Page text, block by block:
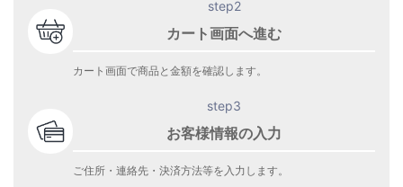
step2
カート画面へ進む
カート画面で商品と金額を確認します。
step3
お客様情報の入力
ご住所・連絡先・決済方法等を入力します。